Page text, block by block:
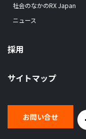
社会のなかのRX Japan
ニュース
採用
サイトマップ
お問い合せ